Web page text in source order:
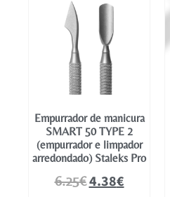
Empurrador de manicura
SMART 50 TYPE 2
(empurrador e limpador
arredondado) Staleks Pro
6.25€4.38€